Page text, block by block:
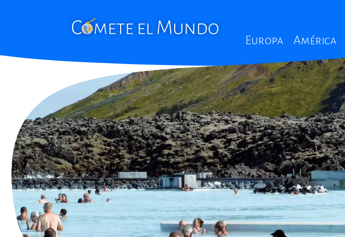
Main
navigation
Europa América